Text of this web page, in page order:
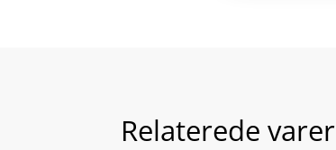
Relaterede varer